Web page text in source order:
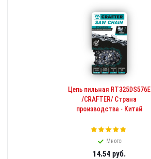
Цепь пильная RT325DS576E
/CRAFTER/ Страна
производства - Китай
Много
14.54руб.